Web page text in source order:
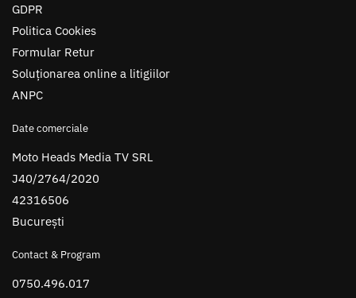
GDPR
Politica Cookies
Formular Retur
Soluționarea online a litigiilor
ANPC
Date comerciale
Moto Heads Media TV SRL
J40/2764/2020
42316506
București
Contact & Program
0750.496.017